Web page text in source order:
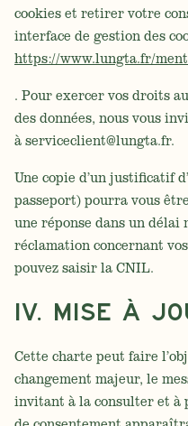
cookies et retirer votre
interface de gestion des
https://www.lungta.fr/
. Pour exercer vos droits
des données, nous vous
à serviceclient@lungta.fr.
Une copie d’un justificatif
passeport) pourra vous
une réponse dans un délai
réclamation concernant
pouvez saisir la CNIL.
IV. MISE À
Cette charte peut faire
changement majeur, le
invitant à la consulter et à